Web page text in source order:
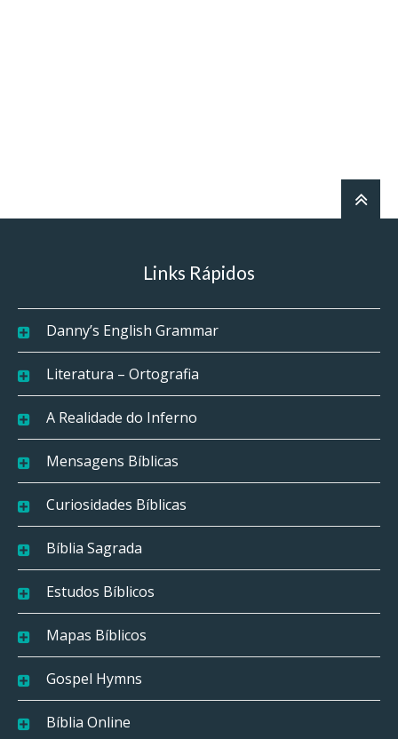
Links Rápidos
Danny’s English Grammar
Literatura – Ortografia
A Realidade do Inferno
Mensagens Bíblicas
Curiosidades Bíblicas
Bíblia Sagrada
Estudos Bíblicos
Mapas Bíblicos
Gospel Hymns
Bíblia Online